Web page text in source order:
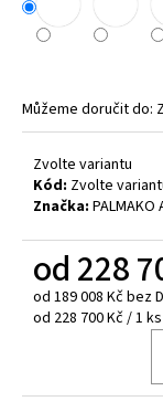
Můžeme doručit do:
Zvolte variantu
Kód: Zvolte
Značka: PALMAKO
od228
od 189 008 Kčbez
Měrná
od 228 700 Kč / 1 ks
o
p
o
e
m